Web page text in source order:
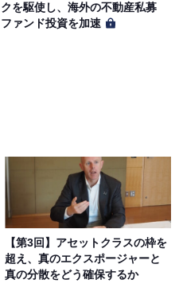
クを駆使し、海外の不動産私募
ファンド投資を加速
【第3回】アセットクラスの枠を
超え、真のエクスポージャーと
真の分散をどう確保するか